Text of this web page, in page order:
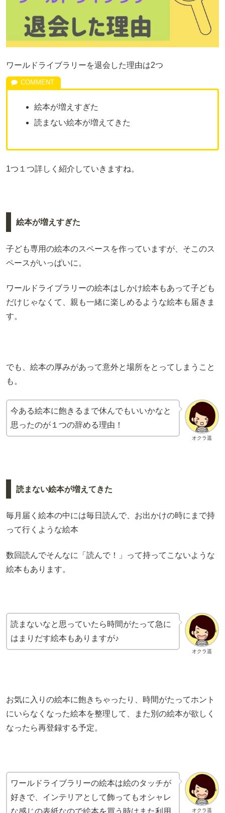
ワールドライブラリーを退会した理由は2つ
絵本が増えすぎた
読まない絵本が増えてきた
1つ１つ詳しく紹介していきますね。
絵本が増えすぎた
子ども専用の絵本のスペースを作っていますが、そこのス
ペースがいっぱいに。
ワールドライブラリーの絵本はしかけ絵本もあって子ども
だけじゃなくて、親も一緒に楽しめるような絵本も届きま
す。
でも、絵本の厚みがあって意外と場所をとってしまうこと
も。
オクラ遥
今ある絵本に飽きるまで休んでもいいかなと
思ったのが１つの辞める理由！
読まない絵本が増えてきた
毎月届く絵本の中には毎日読んで、お出かけの時にまで持
って行くような絵本
数回読んでそんなに「読んで！」って持ってこないような
絵本もあります。
オクラ遥
読まないなと思っていたら時間がたって急に
はまりだす絵本もありますが♪
お気に入りの絵本に飽きちゃったり、時間がたってホント
にいらなくなった絵本を整理して、また別の絵本が欲しく
なったら再登録する予定。
オクラ遥
ワールドライブラリーの絵本は絵のタッチが
好きで、インテリアとして飾ってもオシャレ
な感じの表紙なので絵本を買う時はまた利用